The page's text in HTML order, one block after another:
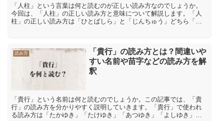
「人柱」という言葉は何と読むのが正しい読み方なのでしょうか。
今回は、「人柱」の正しい読み方と意味について解説します。「人
柱」の正しい読み方は「ひとばしら」と「じんちゅう」どちら「人
読み方
「貴行」の読み方とは？間違いや
すい名前や苗字などの読み方を解
釈
「貴行」という名前は何と読むのでしょうか。この記事では、「貴
行」の読み方を分かりやすく説明していきます。「貴行」で使われ
る読み方は「たかゆき」「たけゆき」「あつゆき」「よしゆき」